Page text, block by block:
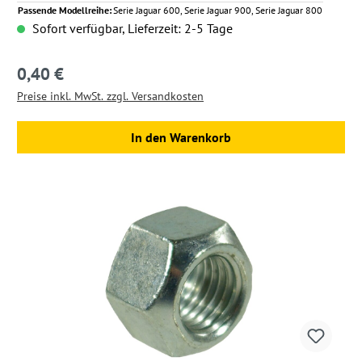
Passende Modellreihe:Serie Jaguar 600, Serie Jaguar 900, Serie Jaguar 800
Sofort verfügbar, Lieferzeit: 2-5 Tage
Regulärer Preis:
0,40 €
Preise inkl. MwSt. zzgl. Versandkosten
In den Warenkorb